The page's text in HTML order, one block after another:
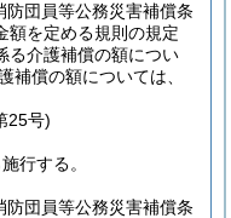
防団員等公務災害補償条
額を定める規則の規定
る介護補償の額につい
補償の額については、
25号)
行する。
防団員等公務災害補償条